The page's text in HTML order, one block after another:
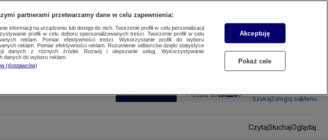
SUBSKRYBUJ Przejdź do
SzukajZaloguj sięMenu
CzytajSłuchajOglądaj
partnerami przetwarzamy dane w celu zapewnienia:
informacji na urządzeniu lub dostęp do nich. Tworzenie profili w celu personalizacji
profili w celu doboru spersonalizowanych treści. Tworzenie profili w celu
reklam. Pomiar efektywności treści. Wykorzystanie profili do wyboru
reklam. Pomiar efektywności reklam. Rozumienie odbiorców dzięki statystyce
danych z różnych źródeł. Rozwój i ulepszanie usług. Wykorzystywanie
danych do wyboru reklam.
(dostawców)
Akceptuję
Pokaż cele